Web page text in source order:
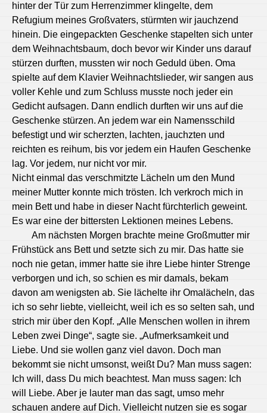
hinter der Tür zum Herrenzimmer klingelte, dem
Refugium meines Großvaters, stürmten wir jauchzend
hinein. Die eingepackten Geschenke stapelten sich unter
dem Weihnachtsbaum, doch bevor wir Kinder uns darauf
stürzen durften, mussten wir noch Geduld üben. Oma
spielte auf dem Klavier Weihnachtslieder, wir sangen aus
voller Kehle und zum Schluss musste noch jeder ein
Gedicht aufsagen. Dann endlich durften wir uns auf die
Geschenke stürzen. An jedem war ein Namensschild
befestigt und wir scherzten, lachten, jauchzten und
reichten es reihum, bis vor jedem ein Haufen Geschenke
lag. Vor jedem, nur nicht vor mir.
Nicht einmal das verschmitzte Lächeln um den Mund
meiner Mutter konnte mich trösten. Ich verkroch mich in
mein Bett und habe in dieser Nacht fürchterlich geweint.
Es war eine der bittersten Lektionen meines Lebens.
Am nächsten Morgen brachte meine Großmutter mir
Frühstück ans Bett und setzte sich zu mir. Das hatte sie
noch nie getan, immer hatte sie ihre Liebe hinter Strenge
verborgen und ich, so schien es mir damals, bekam
davon am wenigsten ab. Sie lächelte ihr Omalächeln, das
ich so sehr liebte, vielleicht, weil ich es so selten sah, und
strich mir über den Kopf. „Alle Menschen wollen in ihrem
Leben zwei Dinge“, sagte sie. „Aufmerksamkeit und
Liebe. Und sie wollen ganz viel davon. Doch man
bekommt sie nicht umsonst, weißt Du? Man muss sagen:
Ich will, dass Du mich beachtest. Man muss sagen: Ich
will Liebe. Aber je lauter man das sagt, umso mehr
schauen andere auf Dich. Vielleicht nutzen sie es sogar